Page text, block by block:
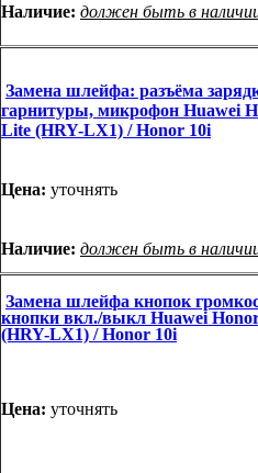
Наличие: должен быть в
Замена шлейфа: разъёма
гарнитуры, микрофон Huawei
Lite (HRY-LX1) / Honor 10i
Цена: уточнять
Наличие: должен быть в
Замена шлейфа кнопок
кнопки вкл./выкл Huawei
(HRY-LX1) / Honor 10i
Цена: уточнять